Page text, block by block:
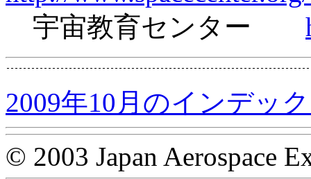
宇宙教育センター
2009年10月のインデッ
© 2003 Japan Aerospace